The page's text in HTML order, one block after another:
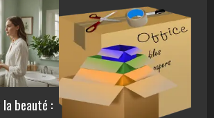
beauté :